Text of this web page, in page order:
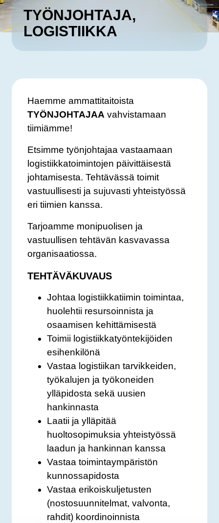
TYÖNJOHTAJA,
LOGISTIIKKA
Haemme ammattitaitoista
TYÖNJOHTAJAA vahvistamaan
tiimiämme!
Etsimme työnjohtajaa vastaamaan
logistiikkatoimintojen päivittäisestä
johtamisesta. Tehtävässä toimit
vastuullisesti ja sujuvasti yhteistyössä
eri tiimien kanssa.
Tarjoamme monipuolisen ja
vastuullisen tehtävän kasvavassa
organisaatiossa.
TEHTÄVÄKUVAUS
Johtaa logistiikkatiimin toimintaa,
huolehtii resursoinnista ja
osaamisen kehittämisestä
Toimii logistiikkatyöntekijöiden
esihenkilönä
Vastaa logistiikan tarvikkeiden,
työkalujen ja työkoneiden
ylläpidosta sekä uusien
hankinnasta
Laatii ja ylläpitää
huoltosopimuksia yhteistyössä
laadun ja hankinnan kanssa
Vastaa toimintaympäristön
kunnossapidosta
Vastaa erikoiskuljetusten
(nostosuunnitelmat, valvonta,
rahdit) koordinoinnista